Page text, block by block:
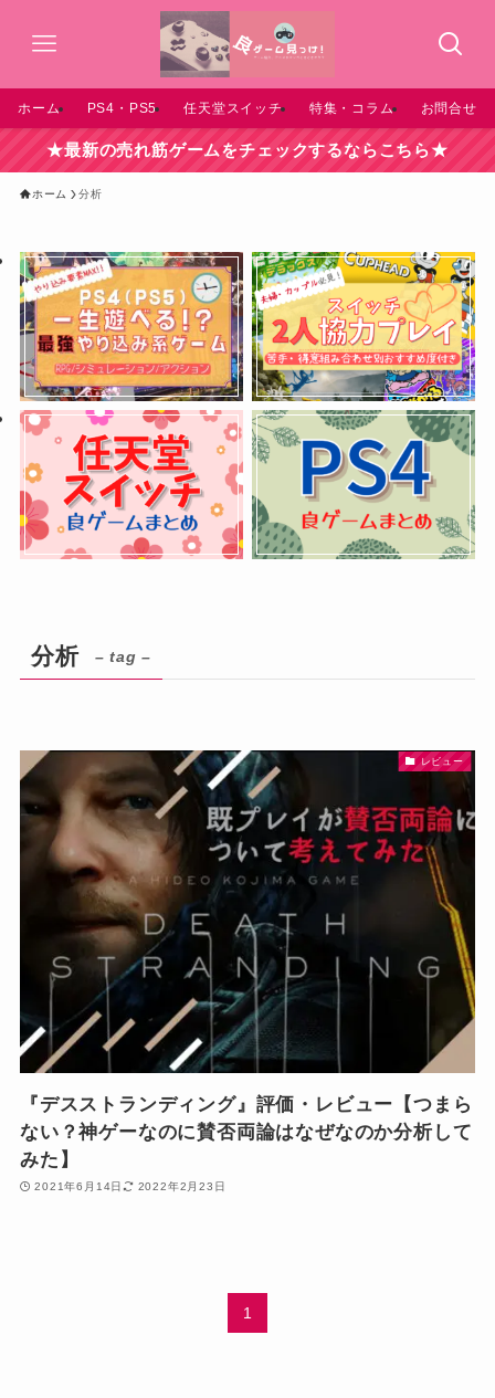
ホーム PS4・PS5 任天堂スイッチ 特集・コラム お問合せ
★最新の売れ筋ゲームをチェックするならこちら★
ホーム 分析
分析 – tag –
レビュー
『デスストランディング』評価・レビュー【つまら
ない？神ゲーなのに賛否両論はなぜなのか分析して
みた】
2021年6月14日 2022年2月23日
1